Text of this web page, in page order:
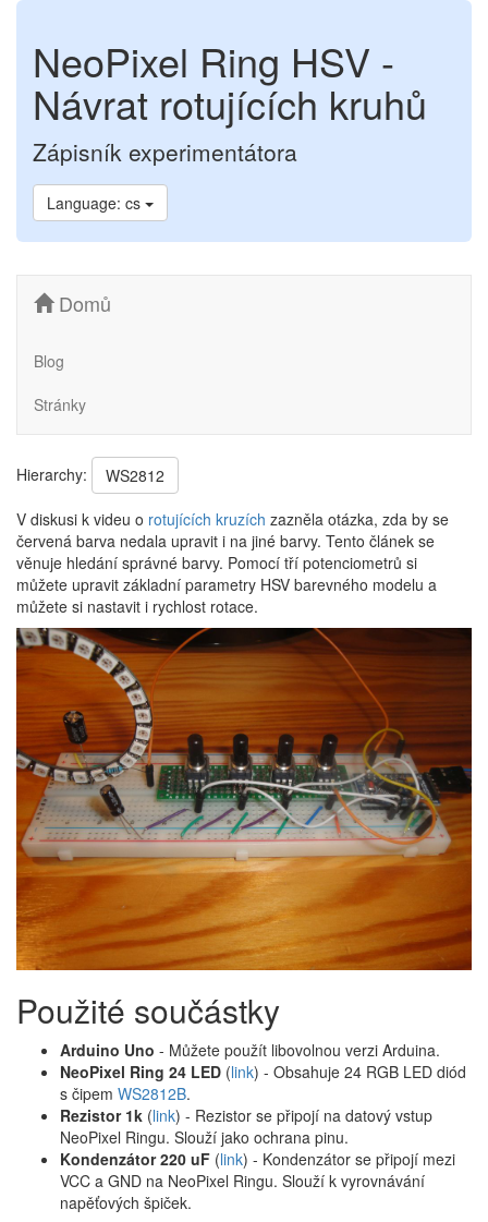
NeoPixel Ring HSV -
Návrat rotujících kruhů
Zápisník experimentátora
Language: cs
Domů
Blog
Stránky
Hierarchy:
WS2812
V diskusi k videu o rotujících kruzích zazněla otázka, zda by se
červená barva nedala upravit i na jiné barvy. Tento článek se
věnuje hledání správné barvy. Pomocí tří potenciometrů si
můžete upravit základní parametry HSV barevného modelu a
můžete si nastavit i rychlost rotace.
Použité součástky
Arduino Uno - Můžete použít libovolnou verzi Arduina.
NeoPixel Ring 24 LED (link) - Obsahuje 24 RGB LED diód
s čipem WS2812B.
Rezistor 1k (link) - Rezistor se připojí na datový vstup
NeoPixel Ringu. Slouží jako ochrana pinu.
Kondenzátor 220 uF (link) - Kondenzátor se připojí mezi
VCC a GND na NeoPixel Ringu. Slouží k vyrovnávání
napěťových špiček.